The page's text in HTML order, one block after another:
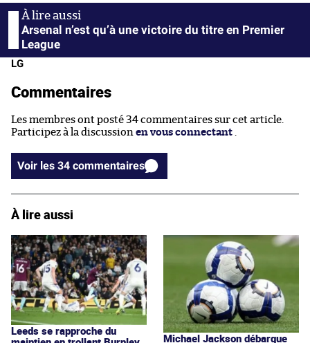
Arsenal n’est qu’à une victoire du titre en Premier
League
LG
Commentaires
Les membres ont posté 34 commentaires sur cet article.
Participez à la discussion en vous connectant
Voir les 34 commentaires
À lire aussi
Leeds se rapproche du
Michael Jackson débarque